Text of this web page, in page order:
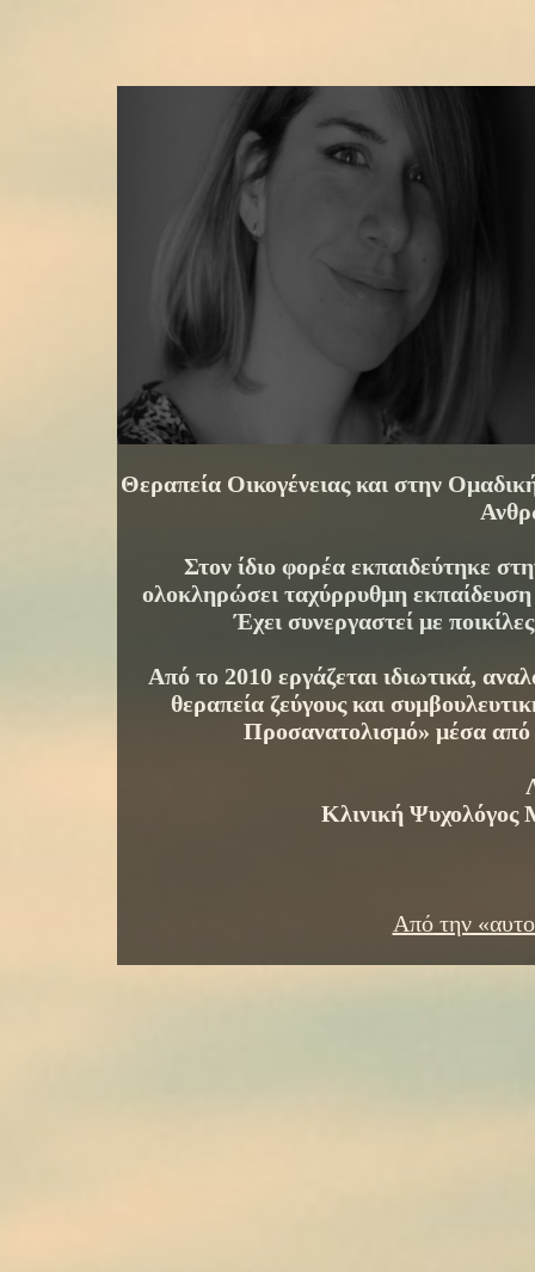
Θεραπεία Οικογένειας και στην
Στον ίδιο φορέα εκπαιδεύτηκε
ολοκληρώσει ταχύρρυθμη
Έχει συνεργαστεί με
Από το 2010 εργάζεται ιδιωτικά,
θεραπεία ζεύγους και
Προσανατολισμό» μέσα από
Κλινική Ψυχολόγος
Από την